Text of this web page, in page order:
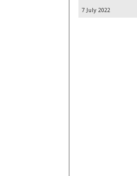
7 July2022